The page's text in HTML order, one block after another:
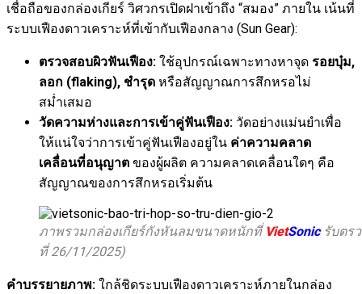
เชื่อถือของกล่องเกียร์ วิศวกรเปิดฝาเข้าถึง “สมอง” ภายใน เน้นที่
ระบบเฟืองดาวเคราะห์ที่เข้ากับเฟืองกลาง (Sun Gear):
ตรวจสอบผิวฟันเฟือง: ใช้อุปกรณ์เฉพาะทางหาจุด รอยบุ๋ม,
ลอก (flaking), ชำรุด หรือสัญญาณการสึกหรอไม่
สม่ำเสมอ
วัดความห่างและการเข้าคู่ฟันเฟือง: วัดอย่างแม่นยำเพื่อ
ให้แน่ใจว่าการเข้าคู่ฟันเฟืองอยู่ใน ค่าความคลาด
เคลื่อนที่อนุญาต ของผู้ผลิต ความคลาดเคลื่อนใดๆ คือ
สัญญาณของการสึกหรอเริ่มต้น
ภาพรวมกล่องเกียร์กังหันลมขนาดหนักที่ VietSonicรับตรว
ที่ 26/11/2025)
คำบรรยายภาพ: ใกล้ชิดระบบเฟืองดาวเคราะห์ภายในกล่อง